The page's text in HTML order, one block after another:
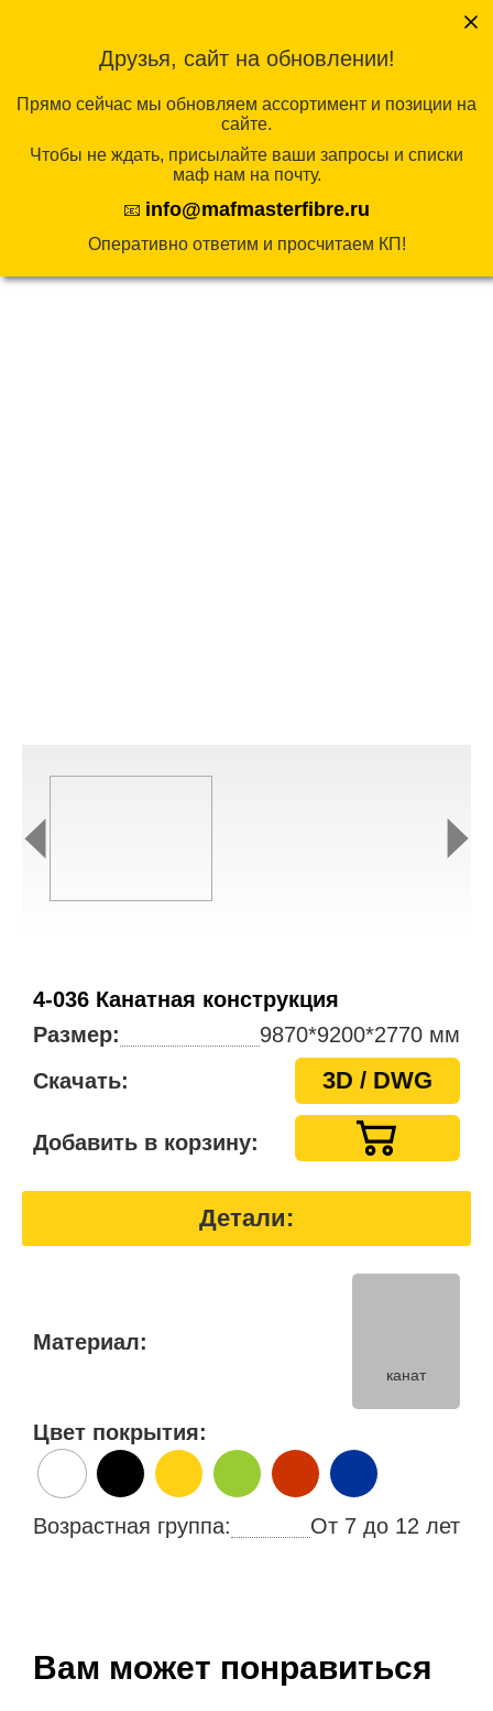
содержимому
КАТАЛОГ
Канатные конструкции/
Полоса
/ 4-036 Канатная конструкция
4-036 Канатная конструкция
Размер:
9870*9200*2770 мм
Скачать:
3D / DWG
Добавить в корзину:
Детали:
Материал:
канат
Цвет покрытия:
Возрастная группа: От 7 до 12 лет
Вам может понравиться
Друзья, сайт на обновлении!
Прямо сейчас мы обновляем ассортимент и позиции на
сайте.
Чтобы не ждать, присылайте ваши запросы и списки
маф нам на почту.
📧 info@mafmasterfibre.ru
Оперативно ответим и просчитаем КП!